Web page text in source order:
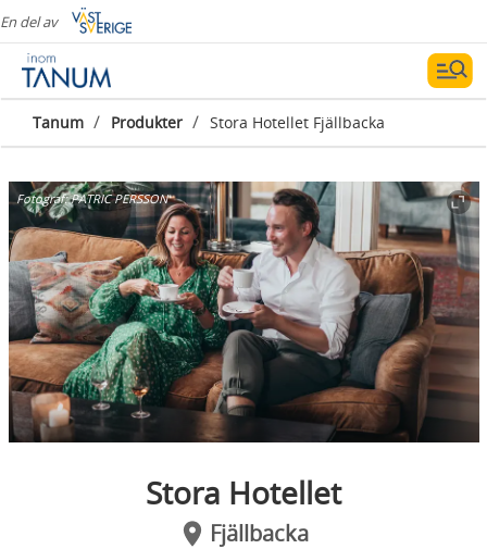
En del av
Tanum / Produkter / Stora Hotellet Fjällbacka
Fotograf:PATRIC PERSSON
Stora Hotellet
Fjällbacka